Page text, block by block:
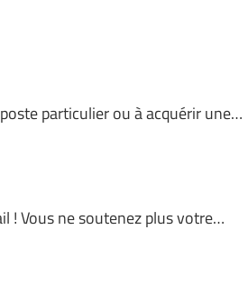
particulier ou à acquérir une…
! Vous ne soutenez plus votre…